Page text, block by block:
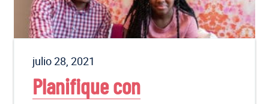
julio 28, 2021
Planifique con